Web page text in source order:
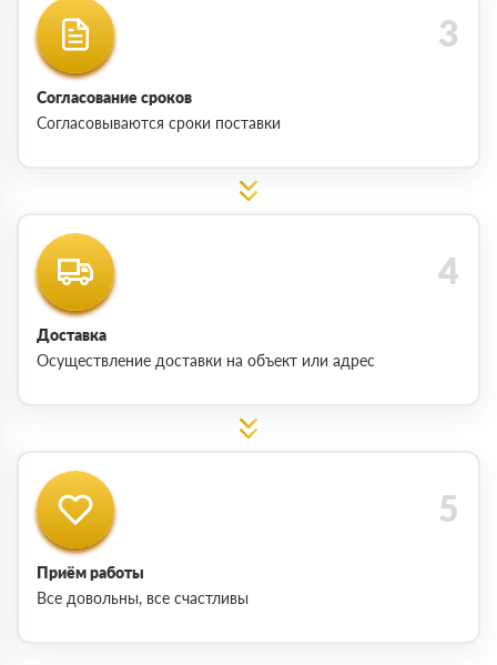
Согласование сроков
Согласовываются сроки поставки
Доставка
Осуществление доставки на объект или адрес
Приём работы
Все довольны, все счастливы